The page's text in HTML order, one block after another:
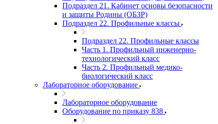
Подраздел 21. Кабинет основы безопасности
и защиты Родины (ОБЗР)
Подраздел 22. Профильные классы
Подраздел 22. Профильные классы
Часть 1. Профильный инженерно-
технологический класс
Часть 2. Профильный медико-
биологический класс
Лабораторное оборудование
Лабораторное оборудование
Оборудование по приказу 838